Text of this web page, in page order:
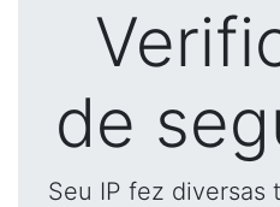
de
Seu IP fez diversas